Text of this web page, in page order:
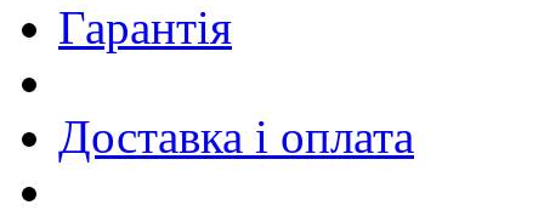
Гарантія
Доставка і оплата